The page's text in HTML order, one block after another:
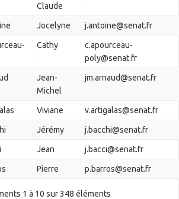
Claude
Jocelyne j.antoine@senat.fr
Cathy
c.apourceau-
poly@senat.fr
Jean-
Michel
jm.arnaud@senat.fr
Viviane v.artigalas@senat.fr
Jérémy j.bacchi@senat.fr
Jean j.bacci@senat.fr
Pierre p.barros@senat.fr
1 à 10 sur 348 éléments